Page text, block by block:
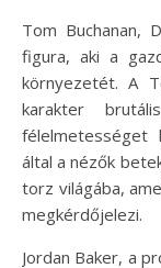
Tom Buchanan,
figura, aki a
környezetét. A
karakter
félelmetességet
által a nézők
torz világába,
megkérdőjelezi.
Jordan Baker, a